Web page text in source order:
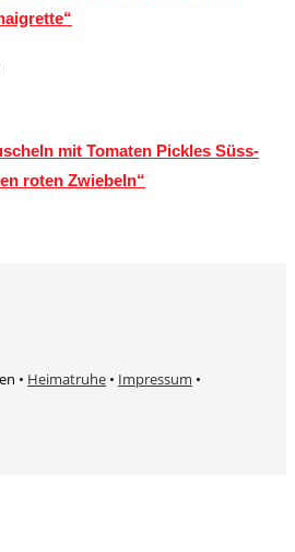
mit Tomaten Pickles Süss-
roten Zwiebeln“
• Heimatruhe • Impressum •